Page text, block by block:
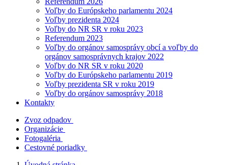
Voľby do Európskeho parlamentu 2024
Voľby prezidenta 2024
Voľby do NR SR v roku 2023
Referendum 2023
Voľby do orgánov samosprávy obcí a voľby do
orgánov samosprávnych krajov 2022
Voľby do NR SR v roku 2020
Voľby do Európskeho parlamentu 2019
Voľby prezidenta SR v roku 2019
Voľby do orgánov samosprávy 2018
Kontakty
Zvoz odpadov
Organizácie
Fotogaléria
Cestovné poriadky